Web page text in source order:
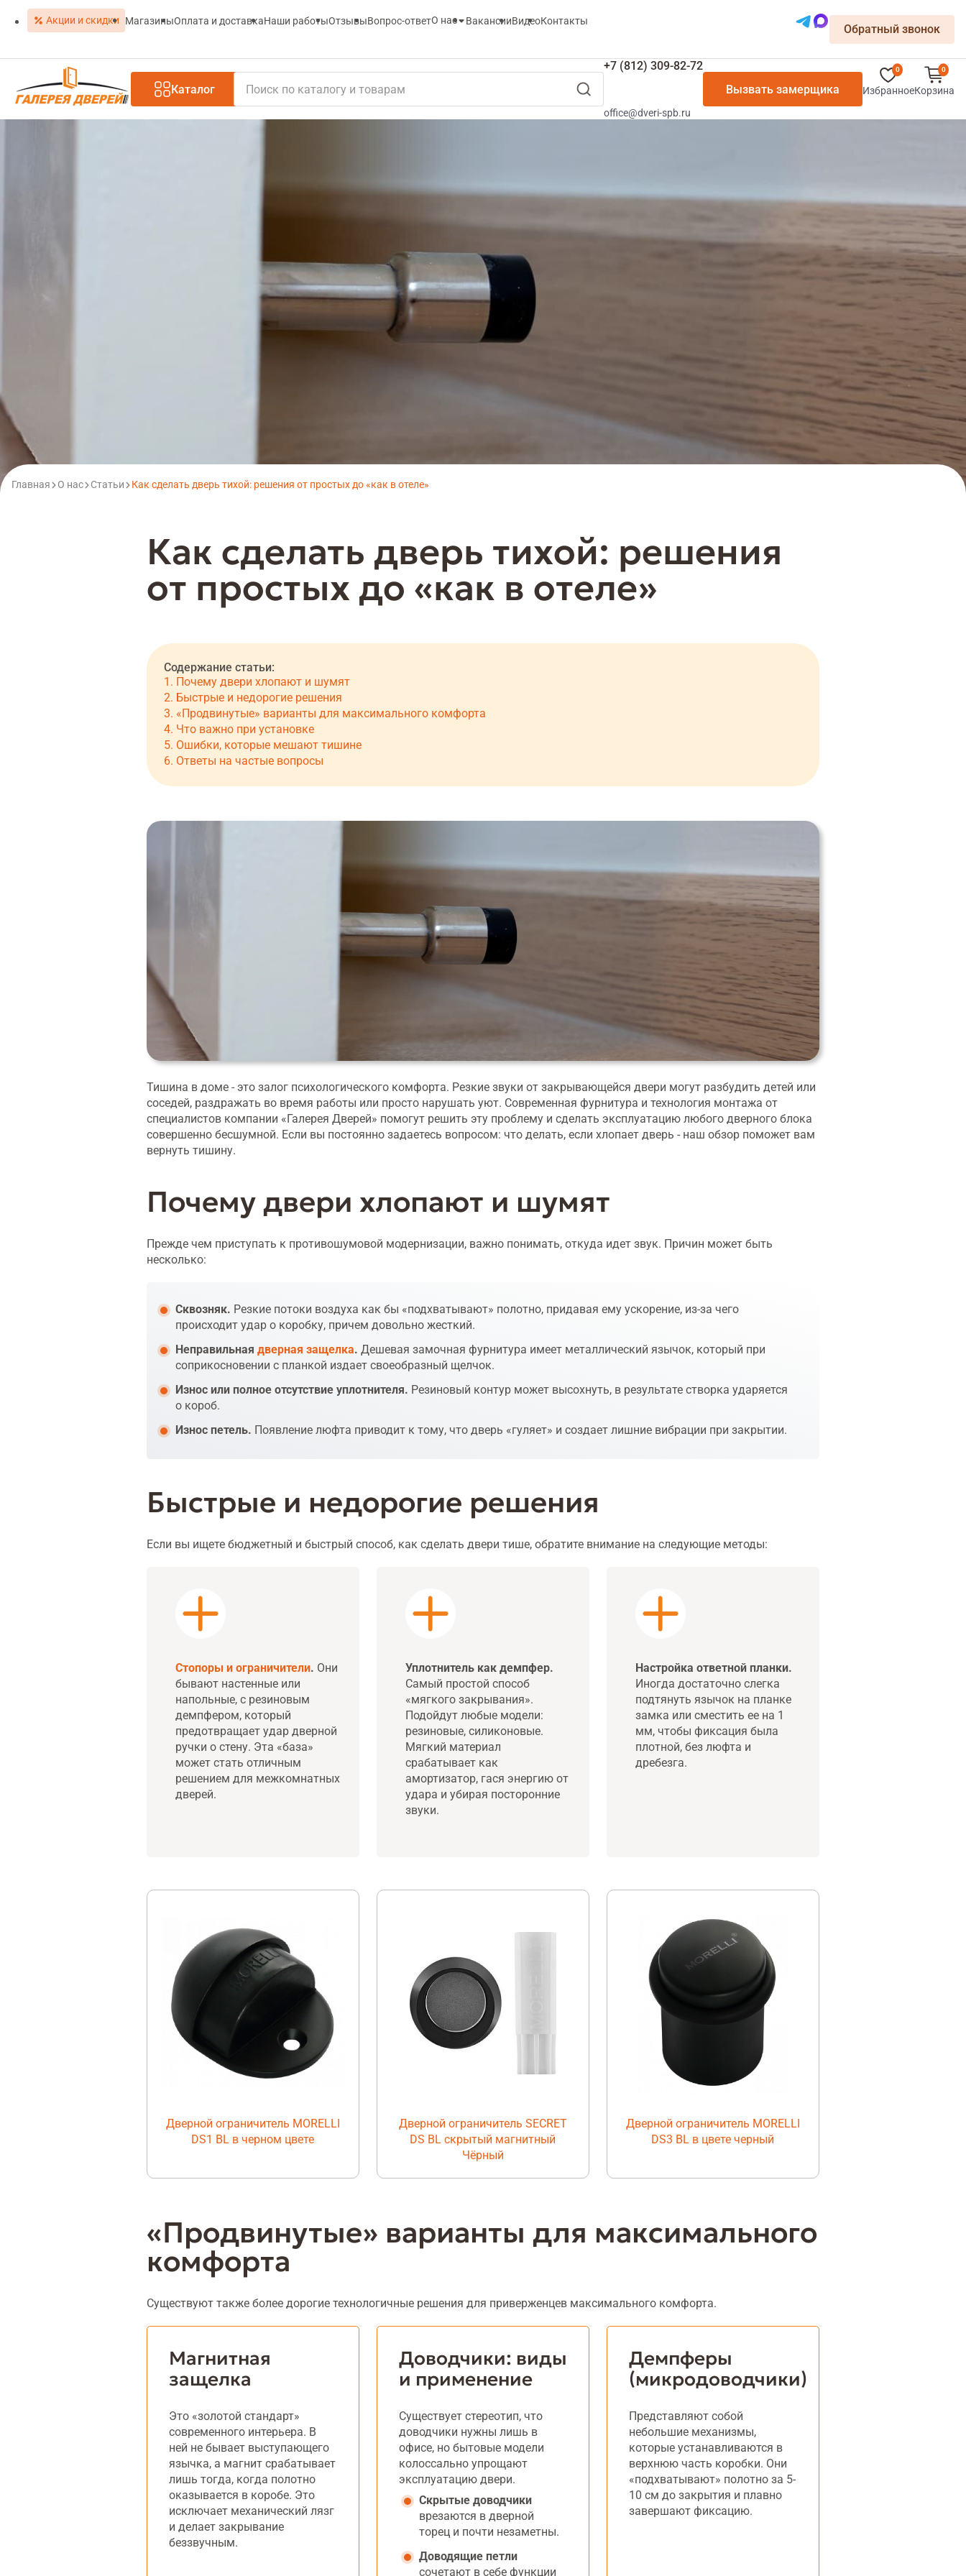
Акции и скидки МагазиныОплата и доставкаНаши работыОтзывыВопрос-ответО нас ВакансииВидеоКонтакты
Обратный звонок
Каталог
+7 (812) 309-82-72
office@dveri-spb.ru
Вызвать замерщика
0
Избранное
0
Корзина
Главная О нас Статьи Как сделать дверь тихой: решения от простых до «как в отеле»
Как сделать дверь тихой: решения
от простых до «как в отеле»
Почему двери хлопают и шумят
Быстрые и недорогие решения
«Продвинутые» варианты для максимального комфорта
Что важно при установке
Ошибки, которые мешают тишине
Ответы на частые вопросы
Тишина в доме - это залог психологического комфорта. Резкие звуки от закрывающейся двери могут разбудить детей или
соседей, раздражать во время работы или просто нарушать уют. Современная фурнитура и технология монтажа от
специалистов компании «Галерея Дверей» помогут решить эту проблему и сделать эксплуатацию любого дверного блока
совершенно бесшумной. Если вы постоянно задаетесь вопросом: что делать, если хлопает дверь - наш обзор поможет вам
вернуть тишину.
Почему двери хлопают и шумят
Прежде чем приступать к противошумовой модернизации, важно понимать, откуда идет звук. Причин может быть
несколько:
Сквозняк. Резкие потоки воздуха как бы «подхватывают» полотно, придавая ему ускорение, из-за чего
происходит удар о коробку, причем довольно жесткий.
Неправильная дверная защелка. Дешевая замочная фурнитура имеет металлический язычок, который при
соприкосновении с планкой издает своеобразный щелчок.
Износ или полное отсутствие уплотнителя. Резиновый контур может высохнуть, в результате створка ударяется
о короб.
Износ петель. Появление люфта приводит к тому, что дверь «гуляет» и создает лишние вибрации при закрытии.
Быстрые и недорогие решения
Если вы ищете бюджетный и быстрый способ, как сделать двери тише, обратите внимание на следующие методы:
Стопоры и ограничители. Они
бывают настенные или
напольные, с резиновым
демпфером, который
предотвращает удар дверной
ручки о стену. Эта «база»
может стать отличным
решением для межкомнатных
дверей.
Уплотнитель как демпфер.
Самый простой способ
«мягкого закрывания».
Подойдут любые модели:
резиновые, силиконовые.
Мягкий материал
срабатывает как
амортизатор, гася энергию от
удара и убирая посторонние
звуки.
Настройка ответной планки.
Иногда достаточно слегка
подтянуть язычок на планке
замка или сместить ее на 1
мм, чтобы фиксация была
плотной, без люфта и
дребезга.
Дверной ограничитель MORELLI
DS1 BL в черном цвете
Дверной ограничитель SECRET
DS BL скрытый магнитный
Чёрный
Дверной ограничитель MORELLI
DS3 BL в цвете черный
«Продвинутые» варианты для максимального
комфорта
Существуют также более дорогие технологичные решения для приверженцев максимального комфорта.
Магнитная
защелка
Это «золотой стандарт»
современного интерьера. В
ней не бывает выступающего
язычка, а магнит срабатывает
лишь тогда, когда полотно
оказывается в коробе. Это
исключает механический лязг
и делает закрывание
беззвучным.
Доводчики: виды
и применение
Существует стереотип, что
доводчики нужны лишь в
офисе, но бытовые модели
колоссально упрощают
эксплуатацию двери.
Скрытые доводчики
врезаются в дверной
торец и почти незаметны.
Доводящие петли
сочетают в себе функции
Демпферы
(микродоводчики)
Представляют собой
небольшие механизмы,
которые устанавливаются в
верхнюю часть коробки. Они
«подхватывают» полотно за 5-
10 см до закрытия и плавно
завершают фиксацию.